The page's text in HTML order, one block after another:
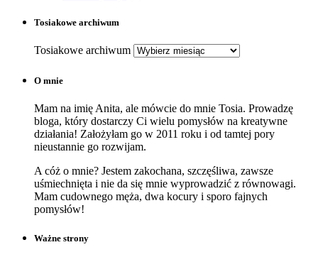
Tosiakowe archiwum
Tosiakowe archiwum
O mnie
Mam na imię Anita, ale mówcie do mnie Tosia. Prowadzę
bloga, który dostarczy Ci wielu pomysłów na kreatywne
działania! Założyłam go w 2011 roku i od tamtej pory
nieustannie go rozwijam.
A cóż o mnie? Jestem zakochana, szczęśliwa, zawsze
uśmiechnięta i nie da się mnie wyprowadzić z równowagi.
Mam cudownego męża, dwa kocury i sporo fajnych
pomysłów!
Ważne strony